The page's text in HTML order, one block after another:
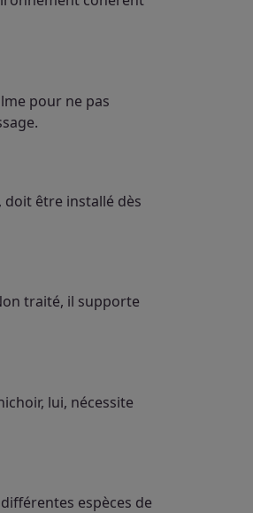
pour ne pas
doit être installé dès
traité, il supporte
lui, nécessite
espèces de